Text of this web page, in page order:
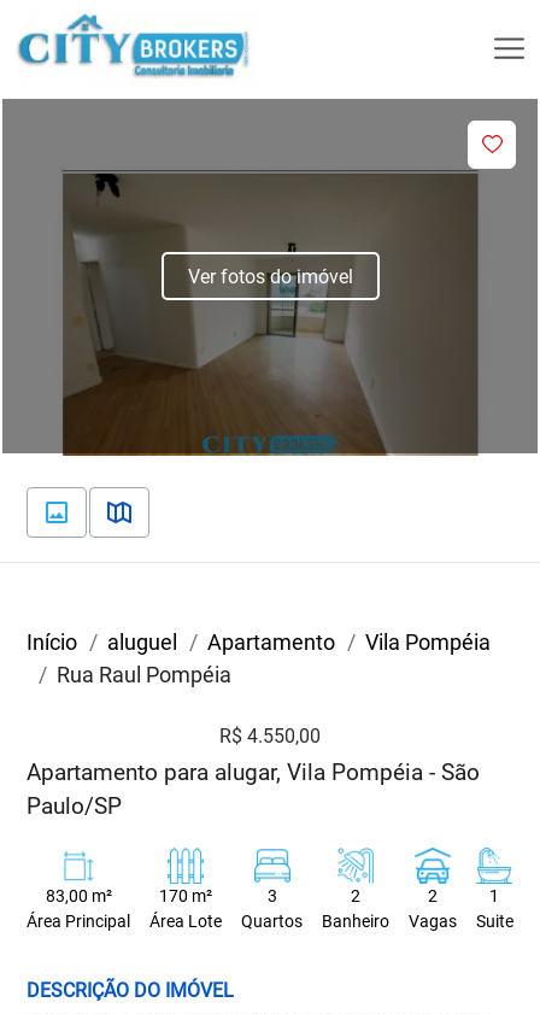
Ver fotos do imóvel
Início aluguel Apartamento
Vila Pompéia
Rua Raul Pompéia
R$ 4.550,00
Apartamento para alugar, Vila Pompéia - São
Paulo/SP
83,00 m²
Área Principal
170 m²
Área Lote
3
Quartos
2
Banheiro
2
Vagas
1
Suite
DESCRIÇÃO DO IMÓVEL